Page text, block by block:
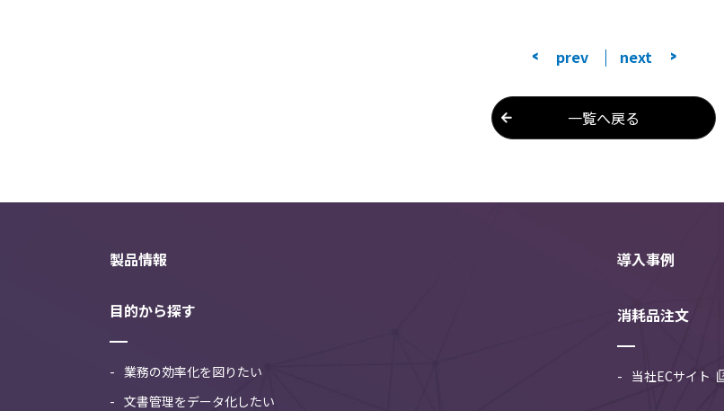
< prev next >
一覧へ戻る
製品情報
目的から探す
業務の効率化を図りたい
文書管理をデータ化したい
導入事例
消耗品注文
当社ECサイト